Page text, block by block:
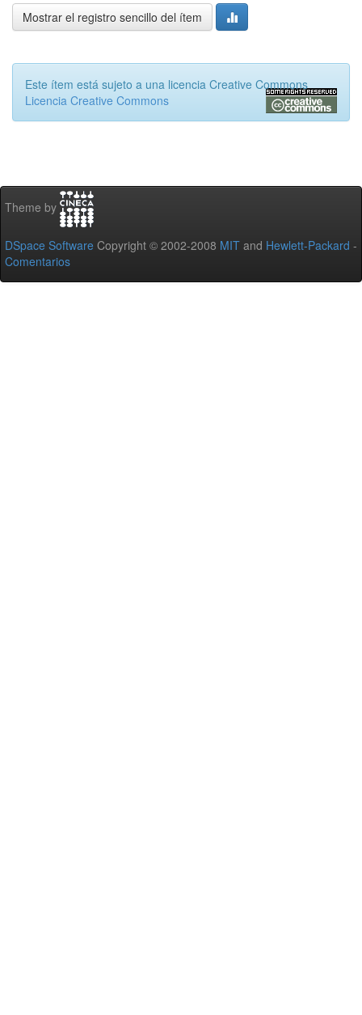
Mostrar el registro sencillo del ítem
Este ítem está sujeto a una licencia Creative Commons
Licencia Creative Commons
Theme by
DSpace Software Copyright © 2002-2008 MIT and Hewlett-Packard -
Comentarios